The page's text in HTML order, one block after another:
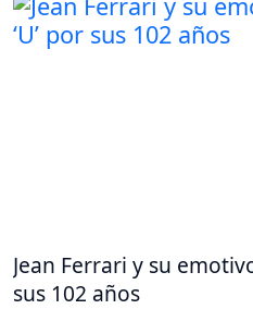
Jean Ferrari y su
sus 102 años